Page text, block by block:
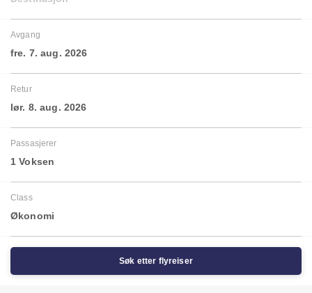
Avgang
fre. 7. aug. 2026
Retur
lør. 8. aug. 2026
Passasjerer
1 Voksen
Class
Økonomi
Søk etter flyreiser